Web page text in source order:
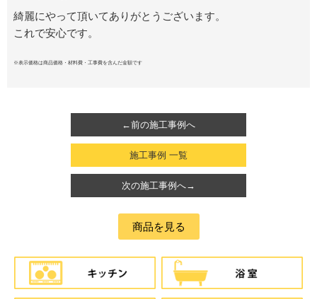
綺麗にやって頂いてありがとうございます。
これで安心です。
※表示価格は商品価格・材料費・工事費を含んだ金額です
←前の施工事例へ
施工事例 一覧
次の施工事例へ→
商品を見る